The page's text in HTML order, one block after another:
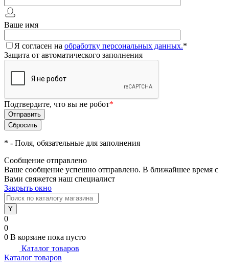
Ваше имя
Я согласен на обработку персональных данных.*
Защита от автоматического заполнения
Подтвердите, что вы не робот*
* - Поля, обязательные для заполнения
Сообщение отправлено
Ваше сообщение успешно отправлено. В ближайшее время с
Вами свяжется наш специалист
Закрыть окно
0
0
0 В корзине пока пусто
Каталог товаров
Каталог товаров